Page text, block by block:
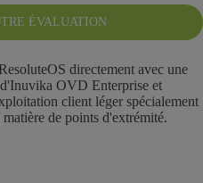
ÉVALUATION
directement avec une
OVD Enterprise et
client léger spécialement
de points d'extrémité.